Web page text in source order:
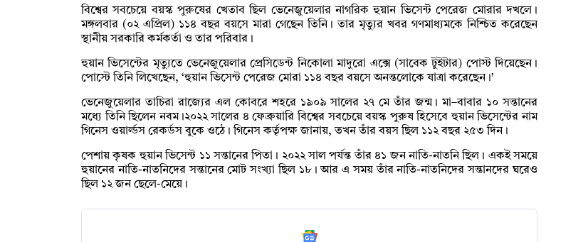
বিশ্বের সবচেয়ে বয়স্ক পুরুষের খেতাব ছিল ভেনেজুয়েলার নাগরিক হুয়ান ভিসেন্ট পেরেজ মোরার দখলে।
মঙ্গলবার (০২ এপ্রিল) ১১৪ বছর বয়সে মারা গেছেন তিনি। তার মৃত্যুর খবর গণমাধ্যমকে নিশ্চিত করেছেন
স্থানীয় সরকারি কর্মকর্তা ও তার পরিবার।
হুয়ান ভিসেন্টের মৃত্যুতে ভেনেজুয়েলার প্রেসিডেন্ট নিকোলা মাদুরো এক্সে (সাবেক টুইটার) পোস্ট দিয়েছেন।
পোস্টে তিনি লিখেছেন, ‘হুয়ান ভিসেন্ট পেরেজ মোরা ১১৪ বছর বয়সে অনন্তলোকে যাত্রা করেছেন।’
ভেনেজুয়েলার তাচিরা রাজ্যের এল কোবরে শহরে ১৯০৯ সালের ২৭ মে তাঁর জন্ম। মা–বাবার ১০ সন্তানের
মধ্যে তিনি ছিলেন নবম।২০২২ সালের ৪ ফেব্রুয়ারি বিশ্বের সবচেয়ে বয়স্ক পুরুষ হিসেবে হুয়ান ভিসেন্টের নাম
গিনেস ওয়ার্ল্ডস রেকর্ডস বুকে ওঠে। গিনেস কর্তৃপক্ষ জানায়, তখন তাঁর বয়স ছিল ১১২ বছর ২৫৩ দিন।
পেশায় কৃষক হুয়ান ভিসেন্ট ১১ সন্তানের পিতা। ২০২২ সাল পর্যন্ত তাঁর ৪১ জন নাতি-নাতনি ছিল। একই সময়ে
হুয়ানের নাতি-নাতনিদের সন্তানের মোট সংখ্যা ছিল ১৮। আর এ সময় তাঁর নাতি-নাতনিদের সন্তানদের ঘরেও
ছিল ১২ জন ছেলে-মেয়ে।